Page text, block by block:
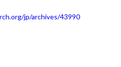
jp/archives/43990